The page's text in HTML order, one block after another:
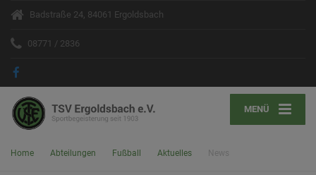
Badstraße 24, 84061 Ergoldsbach
08771 / 2836
MENÜ
Home Abteilungen Fußball Aktuelles News